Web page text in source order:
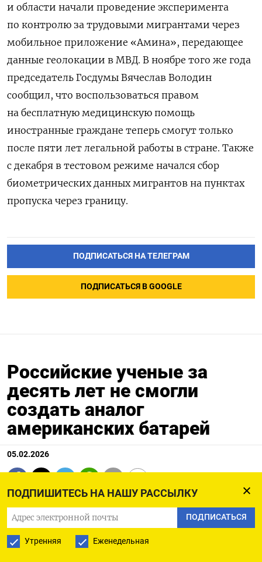
ПОДПИШИТЕСЬ НА НАШУ РАССЫЛКУ
ПОДПИСАТЬСЯ
Утренняя Еженедельная
и области начали проведение эксперимента
по контролю за трудовыми мигрантами через
мобильное приложение «Амина», передающее
данные геолокации в МВД. В ноябре того же года
председатель Госдумы Вячеслав Володин
сообщил, что воспользоваться правом
на бесплатную медицинскую помощь
иностранные граждане теперь смогут только
после пяти лет легальной работы в стране. Также
с декабря в тестовом режиме начался сбор
биометрических данных мигрантов на пунктах
пропуска через границу.
ПОДПИСАТЬСЯ НА ТЕЛЕГРАМ
ПОДПИСАТЬСЯ В GOOGLE
Российские ученые за
десять лет не смогли
создать аналог
американских батарей
05.02.2026